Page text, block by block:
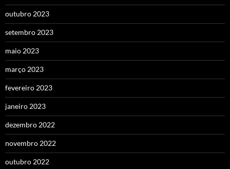
outubro 2023
setembro 2023
maio 2023
março 2023
fevereiro 2023
janeiro 2023
dezembro 2022
novembro 2022
outubro 2022